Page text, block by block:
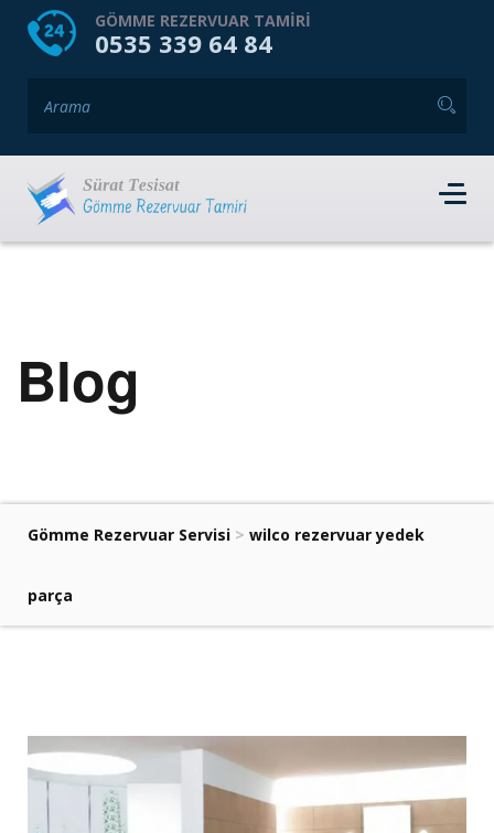
HOME HAKKIMIZDA
GÖMME REZERVUAR TAMIRI
0535 339 64 84
Blog
Gömme Rezervuar Servisi > wilco rezervuar yedek
parça